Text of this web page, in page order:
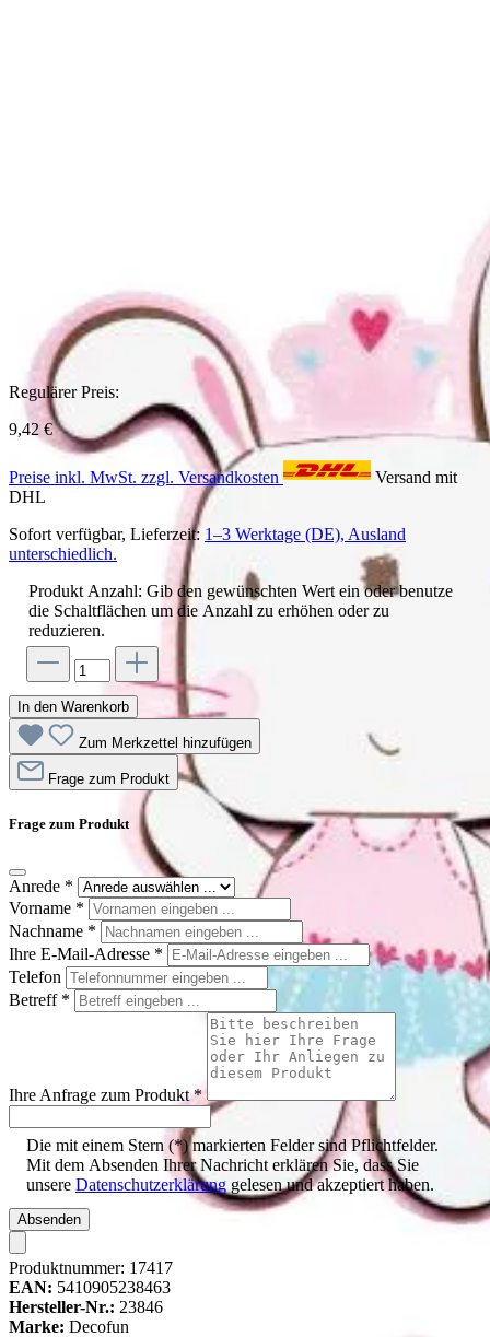
Regulärer Preis:
9,42 €
Preise inkl. MwSt. zzgl. Versandkosten
Versand mit
DHL
Sofort verfügbar, Lieferzeit: 1–3 Werktage (DE), Ausland
unterschiedlich.
Produkt Anzahl: Gib den gewünschten Wert ein oder benutze
die Schaltflächen um die Anzahl zu erhöhen oder zu
reduzieren.
In den Warenkorb
Zum Merkzettel hinzufügen
Frage zum Produkt
Frage zum Produkt
Anrede *
Vorname *
Nachname *
Ihre E-Mail-Adresse *
Telefon
Betreff *
Ihre Anfrage zum Produkt*
Die mit einem Stern (*) markierten Felder sind Pflichtfelder.
Mit dem Absenden Ihrer Nachricht erklären Sie, dass Sie
unsere Datenschutzerklärung gelesen und akzeptiert haben.
Absenden
Produktnummer: 17417
EAN: 5410905238463
Hersteller-Nr.: 23846
Marke: Decofun